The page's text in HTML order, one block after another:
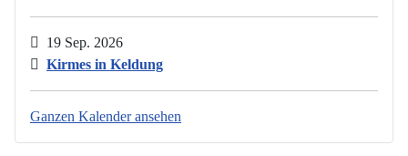
19 Sep. 2026
Kirmes in Keldung
Ganzen Kalender ansehen